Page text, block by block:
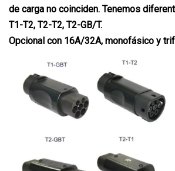
de carga no coinciden. Tenemos
T1-T2, T2-T2, T2-GB/T.
Opcional con 16A/32A, monofásico y